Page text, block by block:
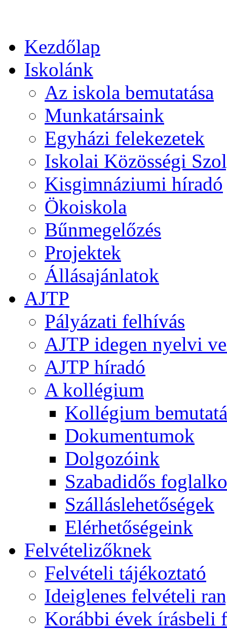
Kezdőlap
Iskolánk
Az iskola bemutatása
Munkatársaink
Egyházi felekezetek
Iskolai Közösségi
Kisgimnáziumi híradó
Ökoiskola
Bűnmegelőzés
Projektek
Állásajánlatok
AJTP
Pályázati felhívás
AJTP idegen nyelvi
AJTP híradó
A kollégium
Kollégium
Dokumentumok
Dolgozóink
Szabadidős
Szálláslehetőségek
Elérhetőségeink
Felvételizőknek
Felvételi tájékoztató
Ideiglenes felvételi
Korábbi évek írásbeli